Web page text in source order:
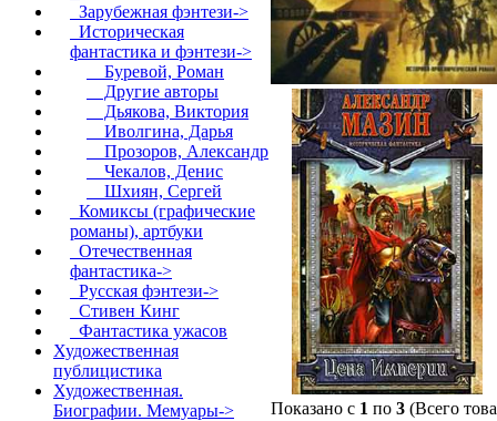
Зарубежная фэнтези->
Историческая
фантастика и фэнтези->
Буревой, Роман
Другие авторы
Дьякова, Виктория
Иволгина, Дарья
Прозоров, Александр
Чекалов, Денис
Шхиян, Сергей
Комиксы (графические
романы), артбуки
Отечественная
фантастика->
Русская фэнтези->
Стивен Кинг
Фантастика ужасов
Художественная
публицистика
Художественная.
Биографии. Мемуары->
Показано с 1 по 3 (Всего